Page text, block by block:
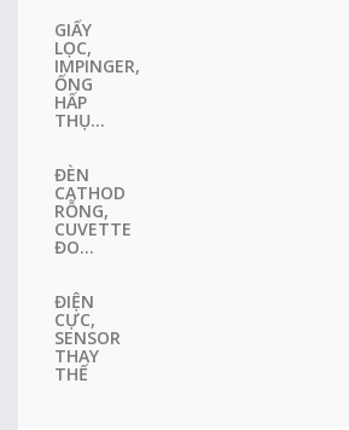
GIẤY
LỌC,
IMPINGER,
ỐNG
HẤP
THỤ...
ĐÈN
CATHOD
RỖNG,
CUVETTE
ĐO...
ĐIỆN
CỰC,
SENSOR
THAY
THẾ